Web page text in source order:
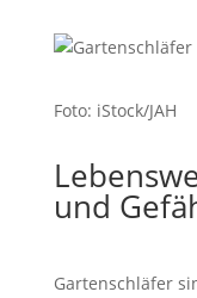
Foto: iStock/JAH
und
Gartenschläfer